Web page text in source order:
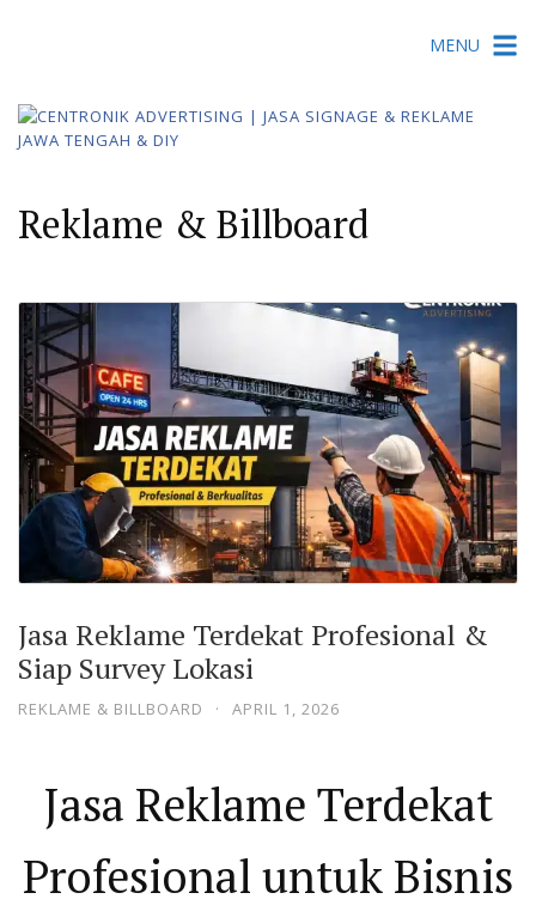
MENU
Reklame & Billboard
Jasa Reklame Terdekat Profesional &
Siap Survey Lokasi
REKLAME & BILLBOARD · APRIL 1, 2026
Jasa Reklame Terdekat
Profesional untuk Bisnis